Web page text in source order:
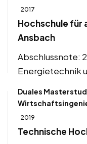
2017
Hochschule für
Ansbach
Abschlussnote:
Energietechnik
Duales
2019
Technische